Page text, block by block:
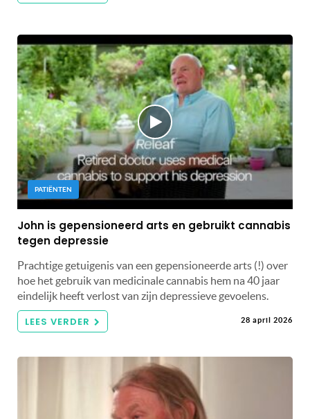
PATIËNTEN
John is gepensioneerd arts en gebruikt cannabis
tegen depressie
Prachtige getuigenis van een gepensioneerde arts (!) over
hoe het gebruik van medicinale cannabis hem na 40 jaar
eindelijk heeft verlost van zijn depressieve gevoelens.
LEES VERDER 28 april 2026